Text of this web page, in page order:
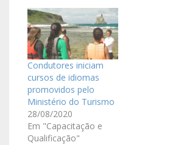
Condutores iniciam
cursos de idiomas
promovidos pelo
Ministério do Turismo
28/08/2020
Em "Capacitação e
Qualificação"